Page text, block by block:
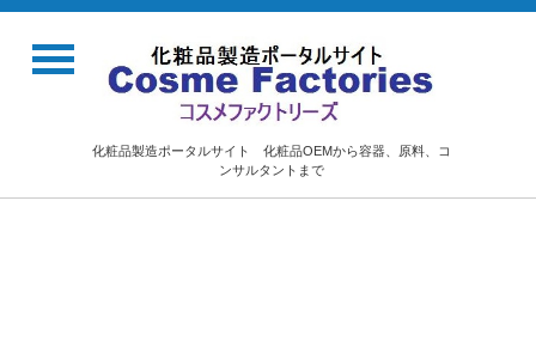
化粧品製造ポータルサイト 化粧品OEMから容器、原料、コ
ンサルタントまで